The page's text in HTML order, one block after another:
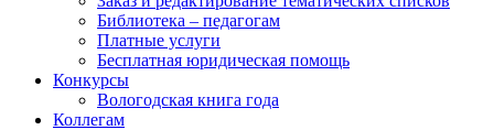
Библиотека – педагогам
Платные услуги
Бесплатная юридическая помощь
Конкурсы
Вологодская книга года
Коллегам